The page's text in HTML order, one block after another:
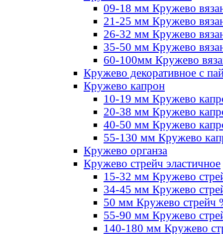
09-18 мм Кружево
21-25 мм Кружево
26-32 мм Кружево
35-50 мм Кружево
60-100мм Кружево
Кружево декоративное с
Кружево капрон
10-19 мм Кружево
20-38 мм Кружево
40-50 мм Кружево
55-130 мм Кружево
Кружево органза
Кружево стрейч эластичное
15-32 мм Кружево
34-45 мм Кружево
50 мм Кружево стрейч
55-90 мм Кружево
140-180 мм Кружево